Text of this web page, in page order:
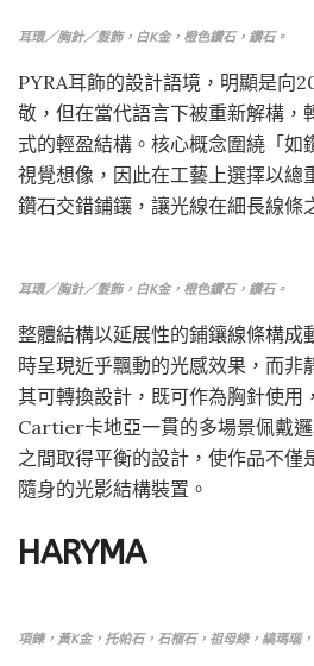
耳環／胸針／髮飾，白K金，橙色鑽石，鑽石。
PYRA耳飾的設計語境，明顯是向
敬，但在當代語言下被重新解構，
式的輕盈結構。核心概念圍繞「如
視覺想像，因此在工藝上選擇以總
鑽石交錯鋪鑲，讓光線在細長線條
耳環／胸針／髮飾，白K金，橙色鑽石，鑽石。
整體結構以延展性的鋪鑲線條構成
時呈現近乎飄動的光感效果，而非
其可轉換設計，既可作為胸針使用
Cartier卡地亞一貫的多場景佩戴
之間取得平衡的設計，使作品不僅
隨身的光影結構裝置。
HARYMA
項鍊，黃K金，托帕石，石榴石，祖母綠，縞瑪瑙